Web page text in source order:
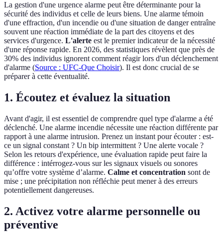
La gestion d'une urgence alarme peut être déterminante pour la
sécurité des individus et celle de leurs biens. Une alarme témoin
d'une effraction, d'un incendie ou d'une situation de danger entraîne
souvent une réaction immédiate de la part des citoyens et des
services d'urgence. L'alerte est le premier indicateur de la nécessité
d'une réponse rapide. En 2026, des statistiques révèlent que près de
30% des individus ignorent comment réagir lors d'un déclenchement
d'alarme (Source : UFC-Que Choisir). Il est donc crucial de se
préparer à cette éventualité.
1. Écoutez et évaluez la situation
Avant d'agir, il est essentiel de comprendre quel type d'alarme a été
déclenché. Une alarme incendie nécessite une réaction différente par
rapport à une alarme intrusion. Prenez un instant pour écouter : est-
ce un signal constant ? Un bip intermittent ? Une alerte vocale ?
Selon les retours d'expérience, une évaluation rapide peut faire la
différence : intérrogez-vous sur les signaux visuels ou sonores
qu’offre votre système d’alarme. Calme et concentration sont de
mise ; une précipitation non réfléchie peut mener à des erreurs
potentiellement dangereuses.
2. Activez votre alarme personnelle ou
préventive